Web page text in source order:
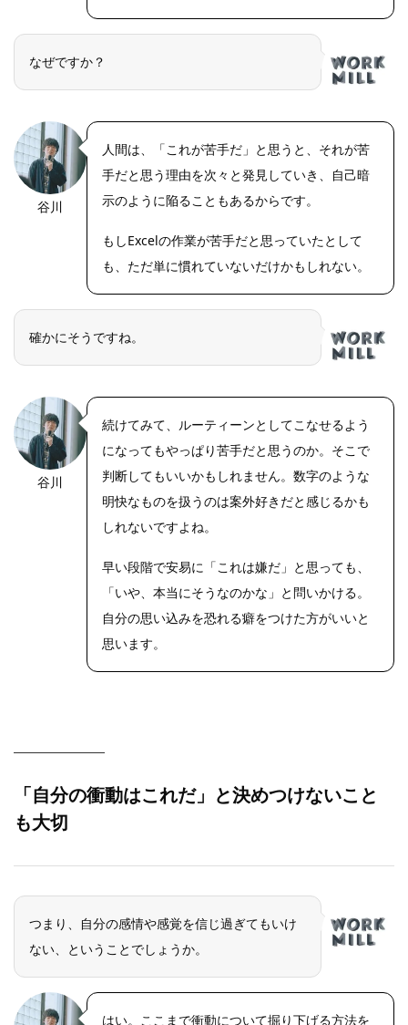
なぜですか？
谷川
人間は、「これが苦手だ」と思うと、それが苦
手だと思う理由を次々と発見していき、自己暗
示のように陥ることもあるからです。
もしExcelの作業が苦手だと思っていたとして
も、ただ単に慣れていないだけかもしれない。
確かにそうですね。
谷川
続けてみて、ルーティーンとしてこなせるよう
になってもやっぱり苦手だと思うのか。そこで
判断してもいいかもしれません。数字のような
明快なものを扱うのは案外好きだと感じるかも
しれないですよね。
早い段階で安易に「これは嫌だ」と思っても、
「いや、本当にそうなのかな」と問いかける。
自分の思い込みを恐れる癖をつけた方がいいと
思います。
「自分の衝動はこれだ」と決めつけないこと
も大切
つまり、自分の感情や感覚を信じ過ぎてもいけ
ない、ということでしょうか。
はい。ここまで衝動について掘り下げる方法を